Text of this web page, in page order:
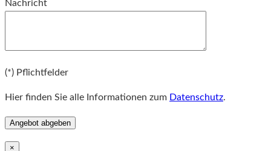
Nachricht
(*) Pflichtfelder
Hier finden Sie alle Informationen zum Datenschutz.
×